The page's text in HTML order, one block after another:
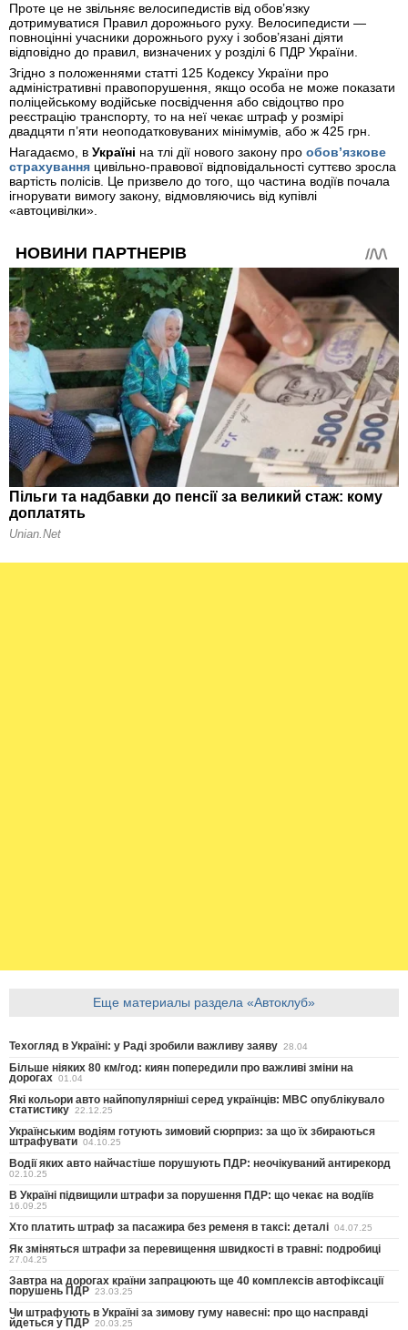
Проте це не звільняє велосипедистів від обов’язку
дотримуватися Правил дорожнього руху. Велосипедисти —
повноцінні учасники дорожнього руху і зобов’язані діяти
відповідно до правил, визначених у розділі 6 ПДР України.
Згідно з положеннями статті 125 Кодексу України про
адміністративні правопорушення, якщо особа не може показати
поліцейському водійське посвідчення або свідоцтво про
реєстрацію транспорту, то на неї чекає штраф у розмірі
двадцяти п’яти неоподатковуваних мінімумів, або ж 425 грн.
Нагадаємо, в Україні на тлі дії нового закону про обов’язкове
страхування цивільно-правової відповідальності суттєво зросла
вартість полісів. Це призвело до того, що частина водіїв почала
ігнорувати вимогу закону, відмовляючись від купівлі
«автоцивілки».
Еще материалы раздела «Автоклуб»
Техогляд в Україні: у Раді зробили важливу заяву 28.04
Більше ніяких 80 км/год: киян попередили про важливі зміни на
дорогах 01.04
Які кольори авто найпопулярніші серед українців: МВС опублікувало
статистику 22.12.25
Українським водіям готують зимовий сюрприз: за що їх збираються
штрафувати 04.10.25
Водії яких авто найчастіше порушують ПДР: неочікуваний антирекорд
02.10.25
В Україні підвищили штрафи за порушення ПДР: що чекає на водіїв
16.09.25
Хто платить штраф за пасажира без ременя в таксі: деталі 04.07.25
Як зміняться штрафи за перевищення швидкості в травні: подробиці
27.04.25
Завтра на дорогах країни запрацюють ще 40 комплексів автофіксації
порушень ПДР 23.03.25
Чи штрафують в Україні за зимову гуму навесні: про що насправді
йдеться у ПДР 20.03.25